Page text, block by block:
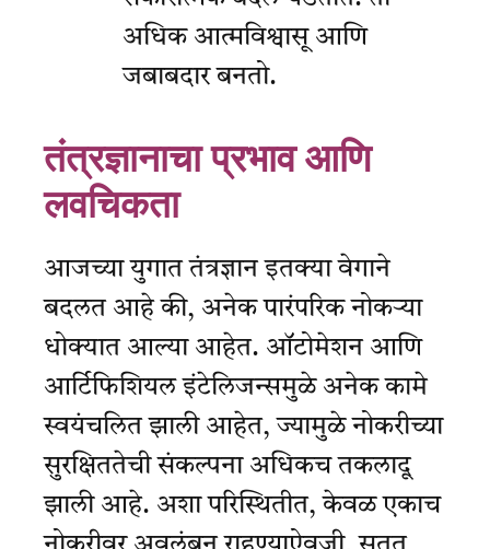
अधिक आत्मविश्वासू आणि
जबाबदार बनतो.
तंत्रज्ञानाचा प्रभाव आणि
लवचिकता
आजच्या युगात तंत्रज्ञान इतक्या वेगाने
बदलत आहे की, अनेक पारंपरिक नोकऱ्या
धोक्यात आल्या आहेत. ऑटोमेशन आणि
आर्टिफिशियल इंटेलिजन्समुळे अनेक कामे
स्वयंचलित झाली आहेत, ज्यामुळे नोकरीच्या
सुरक्षिततेची संकल्पना अधिकच तकलादू
झाली आहे. अशा परिस्थितीत, केवळ एकाच